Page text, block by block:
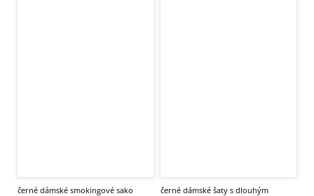
černé dámské smokingové sako
černé dámské šaty s dlouhým